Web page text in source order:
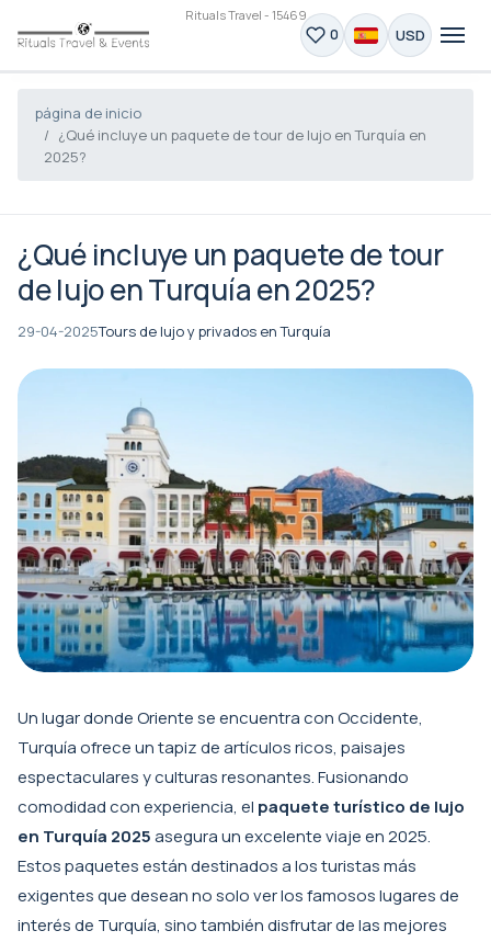
Rituals Travel - 15469
0 USD
página de inicio
¿Qué incluye un paquete de tour de lujo en Turquía en
2025?
¿Qué incluye un paquete de tour
de lujo en Turquía en 2025?
29-04-2025Tours de lujo y privados en Turquía
Un lugar donde Oriente se encuentra con Occidente,
Turquía ofrece un tapiz de artículos ricos, paisajes
espectaculares y culturas resonantes. Fusionando
comodidad con experiencia, el paquete turístico de lujo
en Turquía 2025asegura un excelente viaje en 2025.
Estos paquetes están destinados a los turistas más
exigentes que desean no solo ver los famosos lugares de
interés de Turquía, sino también disfrutar de las mejores